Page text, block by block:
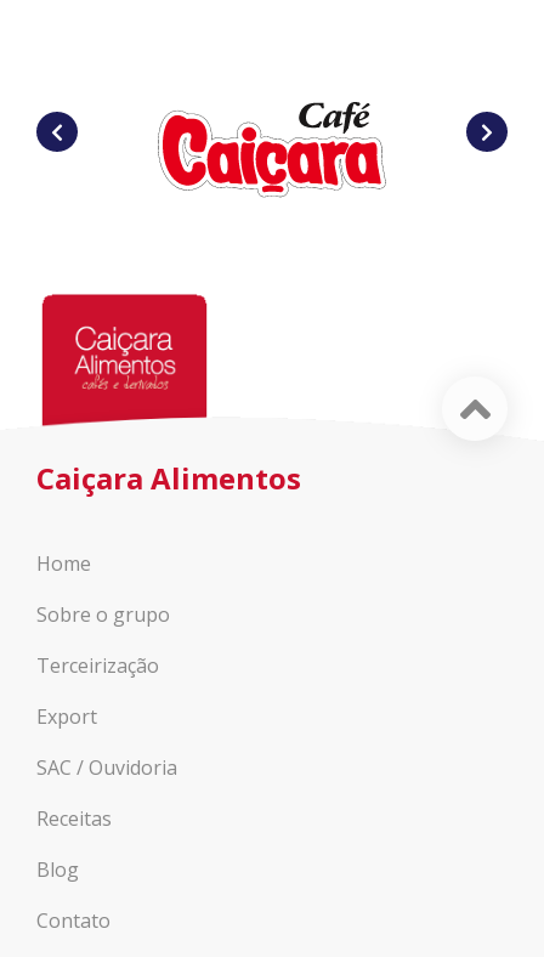
Caiçara Alimentos
Home
Sobre o grupo
Terceirização
Export
SAC / Ouvidoria
Receitas
Blog
Contato